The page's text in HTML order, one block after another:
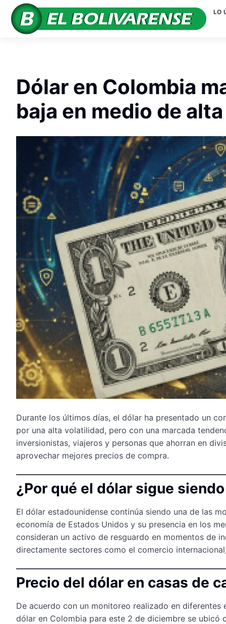
LO
Dólar en Colombia
baja en medio de
Durante los últimos días, el dólar ha presentado un
por una alta volatilidad, pero con una marcada
inversionistas, viajeros y personas que ahorran en
aprovechar mejores precios de compra.
¿Por qué el dólar sigue
El dólar estadounidense continúa siendo una de las
economía de Estados Unidos y su presencia en los
consideran un activo de resguardo en momentos de
directamente sectores como el comercio
Precio del dólar en casas de
De acuerdo con un monitoreo realizado en
dólar en Colombia para este 2 de diciembre se ubicó